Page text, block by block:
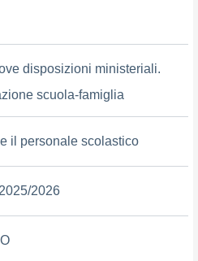
disposizioni ministeriali.
scuola-famiglia
il personale scolastico
2026